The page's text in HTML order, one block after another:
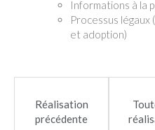
Informations à la
Processus légaux
et adoption)
Réalisation
précédente